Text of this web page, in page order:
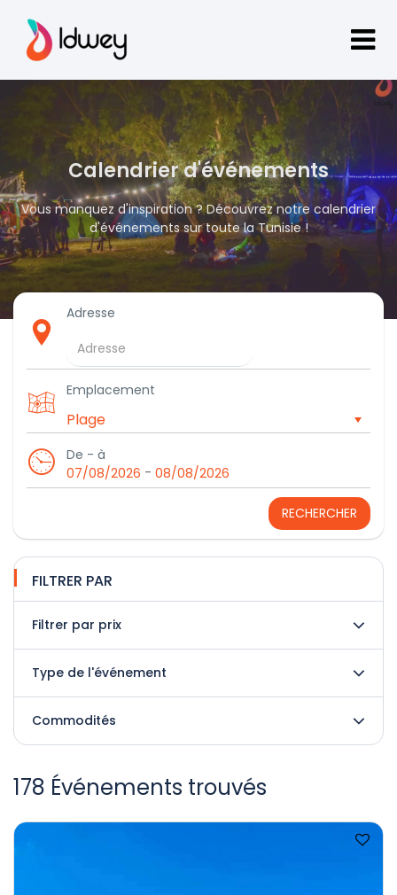
Calendrier d'événements
Vous manquez d'inspiration ? Découvrez notre calendrier
d'événements sur toute la Tunisie !
Adresse
Emplacement
De - à
07/08/2026 - 08/08/2026
RECHERCHER
FILTRER PAR
Filtrer par prix
Type de l'événement
Commodités
178 Événements trouvés